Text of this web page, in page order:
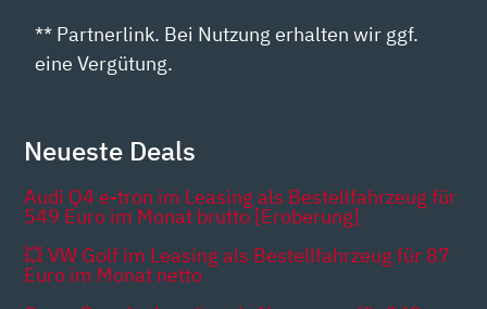
** Partnerlink. Bei Nutzung erhalten wir ggf.
eine Vergütung.
Neueste Deals
Audi Q4 e-tron im Leasing als Bestellfahrzeug für
549 Euro im Monat brutto [Eroberung]
💥 VW Golf im Leasing als Bestellfahrzeug für 87
Euro im Monat netto